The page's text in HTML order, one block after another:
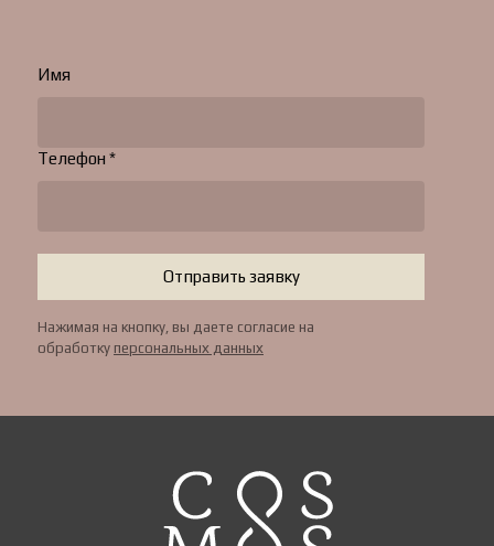
Имя
Телефон *
Отправить заявку
Нажимая на кнопку, вы даете согласие на
обработку персональных данных